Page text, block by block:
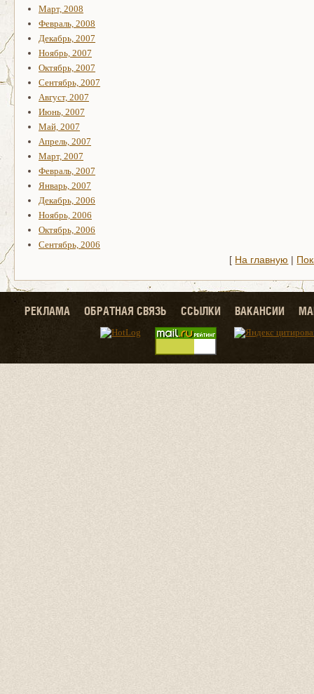
Март, 2008
Февраль, 2008
Декабрь, 2007
Ноябрь, 2007
Октябрь, 2007
Сентябрь, 2007
Август, 2007
Июнь, 2007
Май, 2007
Апрель, 2007
Март, 2007
Февраль, 2007
Январь, 2007
Декабрь, 2006
Ноябрь, 2006
Октябрь, 2006
Сентябрь, 2006
[ На главную |
РЕКЛАМА ОБРАТНАЯ СВЯЗЬ ССЫЛКИ ВАКАНСИИ